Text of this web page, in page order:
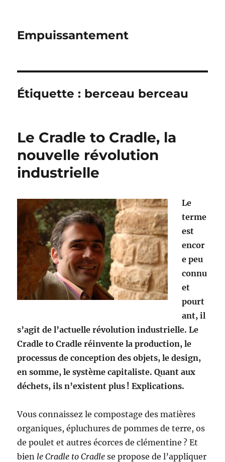
Empuissantement
Étiquette : berceau berceau
Le Cradle to Cradle, la
nouvelle révolution
industrielle
Le
terme
est
encor
e peu
connu
et
pourt
ant, il
s’agit de l’actuelle révolution industrielle. Le
Cradle to Cradle réinvente la production, le
processus de conception des objets, le design,
en somme, le système capitaliste. Quant aux
déchets, ils n’existent plus ! Explications.
Vous connaissez le compostage des matières
organiques, épluchures de pommes de terre, os
de poulet et autres écorces de clémentine ? Et
bien le Cradle to Cradle se propose de l’appliquer